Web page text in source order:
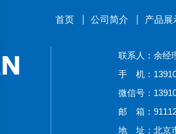
首页 公司简介 产品展
联系人：余经
手 机：
微信号：
邮 箱：
地 址：北京